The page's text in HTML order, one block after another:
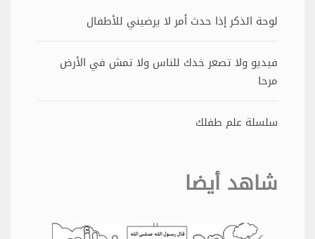
لوحة الذكر إذا حدث أمر لا يرضيني للأطفال
فيديو ولا تصعر خدك للناس ولا تمش في الأرض
مرحا
سلسلة علم طفلك
شاهد أيضا